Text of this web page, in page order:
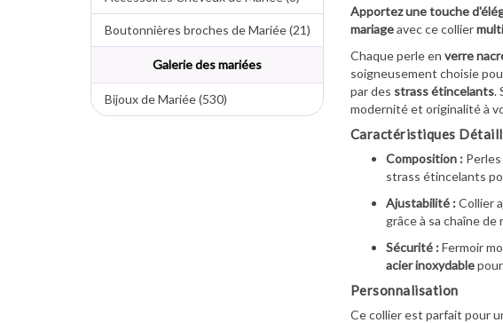
Boutonnières broches de Mariée (21)
Galerie des mariées
Bijoux de Mariée (530)
Apportez une touche
mariageavec ce collier
Chaque perle en verre
soigneusement choisie
par des strass étincelants.
modernité et originalité à
Caractéristiques
Composition :Perles
strass étincelants
Ajustabilité :Collier
grâce à sa chaîne de
Sécurité :Fermoir
acier inoxydablepour
Personnalisation
Ce collier est parfait pour